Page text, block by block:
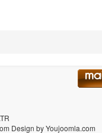
Design by Youjoomla.com